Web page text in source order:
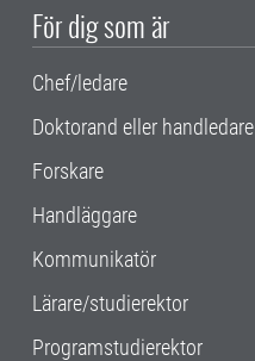
För dig som är
Chef/ledare
Doktorand eller handledare
Forskare
Handläggare
Kommunikatör
Lärare/studierektor
Programstudierektor